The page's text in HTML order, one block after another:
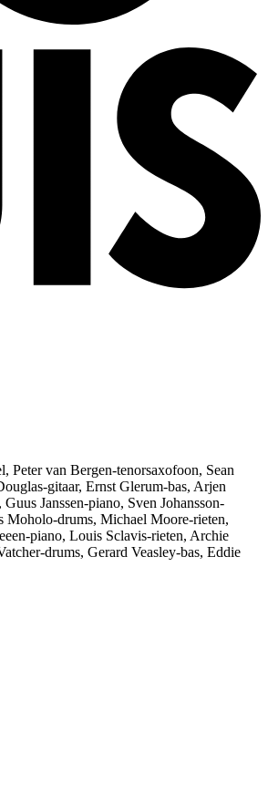
Peter van Bergen-tenorsaxofoon, Sean
gitaar, Ernst Glerum-bas, Arjen
Janssen-piano, Sven Johansson-
Moholo-drums, Michael Moore-rieten,
piano, Louis Sclavis-rieten, Archie
drums, Gerard Veasley-bas, Eddie